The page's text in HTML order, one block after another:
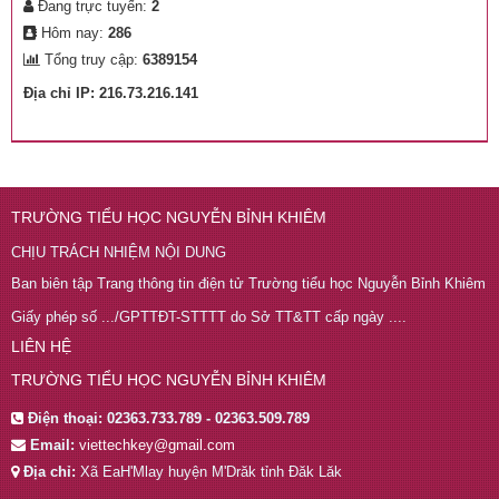
Đang trực tuyến: 2
Hôm nay: 286
Tổng truy cập: 6389154
Địa chỉ IP: 216.73.216.141
TRƯỜNG TIỂU HỌC NGUYỄN BỈNH KHIÊM
CHỊU TRÁCH NHIỆM NỘI DUNG
Ban biên tập Trang thông tin điện tử Trường tiểu học Nguyễn Bỉnh Khiêm
Giấy phép số .../GPTTĐT-STTTT do Sở TT&TT cấp ngày ....
LIÊN HỆ
TRƯỜNG TIỂU HỌC NGUYỄN BỈNH KHIÊM
Điện thoại:02363.733.789 - 02363.509.789
Email:viettechkey@gmail.com
Địa chỉ:Xã EaH'Mlay huyện M'Drăk tỉnh Đăk Lăk